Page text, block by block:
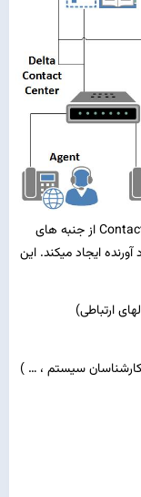
راه اندازی ،استفاده ،نگهداری و بروز رسانی Contact Center از جنبه های
ایجاد میکند. این
ارتباطی)
کارشناسان سیستم ، … )